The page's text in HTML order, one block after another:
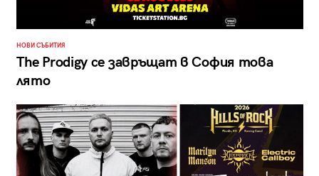
НОВИ СЪБИТИЯ
The Prodigy се завръщат в София това
лято